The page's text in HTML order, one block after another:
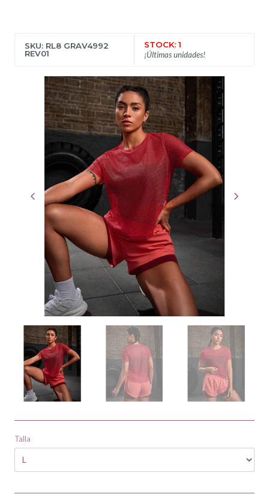
SKU: RL8 GRAV4992
REV01
STOCK: 1
¡Últimas unidades!
Talla